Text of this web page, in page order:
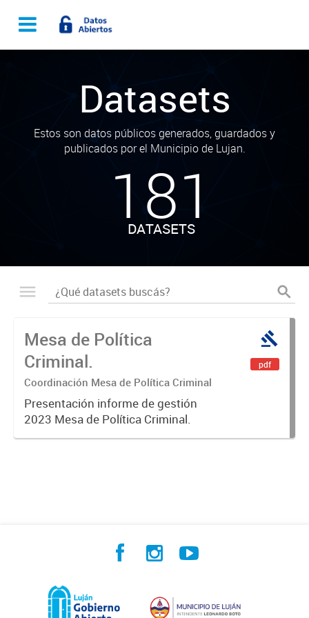
Datasets
Estos son datos públicos generados, guardados y
publicados por el Municipio de Lujan.
181
DATASETS
Mesa de Política
Criminal.
Coordinación Mesa de Política Criminal
Presentación informe de gestión
2023 Mesa de Política Criminal.
pdf